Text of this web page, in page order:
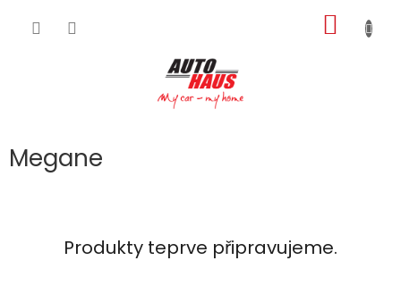
KOŠÍK
Megane
Produkty teprve připravujeme.